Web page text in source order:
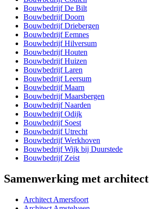
Bouwbedrijf De Bilt
Bouwbedrijf Doorn
Bouwbedrijf Driebergen
Bouwbedrijf Eemnes
Bouwbedrijf Hilversum
Bouwbedrijf Houten
Bouwbedrijf Huizen
Bouwbedrijf Laren
Bouwbedrijf Leersum
Bouwbedrijf Maarn
Bouwbedrijf Maarsbergen
Bouwbedrijf Naarden
Bouwbedrijf Odijk
Bouwbedrijf Soest
Bouwbedrijf Utrecht
Bouwbedrijf Werkhoven
Bouwbedrijf Wijk bij Duurstede
Bouwbedrijf Zeist
Samenwerking met architect
Architect Amersfoort